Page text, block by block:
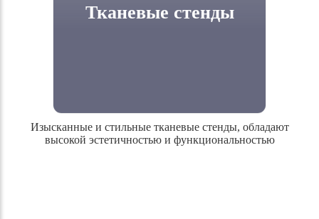
Тканевые стенды
Изысканные и стильные тканевые стенды, обладают
высокой эстетичностью и функциональностью